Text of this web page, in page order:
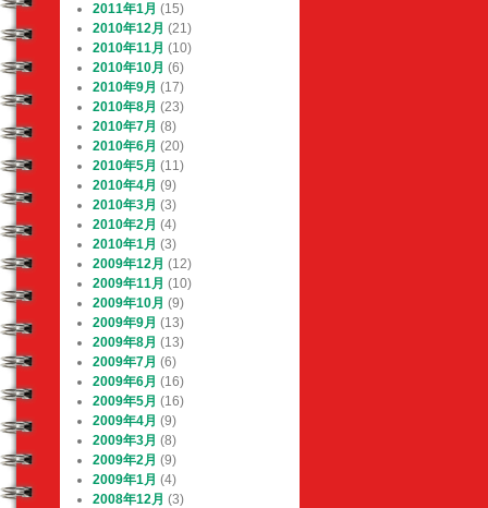
2011年1月 (15)
2010年12月 (21)
2010年11月 (10)
2010年10月 (6)
2010年9月 (17)
2010年8月 (23)
2010年7月 (8)
2010年6月 (20)
2010年5月 (11)
2010年4月 (9)
2010年3月 (3)
2010年2月 (4)
2010年1月 (3)
2009年12月 (12)
2009年11月 (10)
2009年10月 (9)
2009年9月 (13)
2009年8月 (13)
2009年7月 (6)
2009年6月 (16)
2009年5月 (16)
2009年4月 (9)
2009年3月 (8)
2009年2月 (9)
2009年1月 (4)
2008年12月 (3)